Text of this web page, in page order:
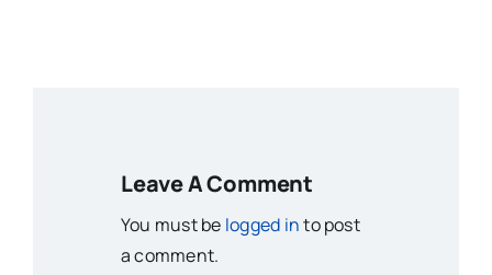
Leave A Comment
You must be logged into post
a comment.